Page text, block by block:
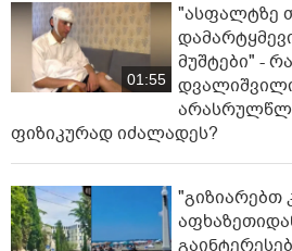
01:55
"ასფალტზე
მუშტები" -
ფიზიკურად იძალადეს?
"გიზიარებთ